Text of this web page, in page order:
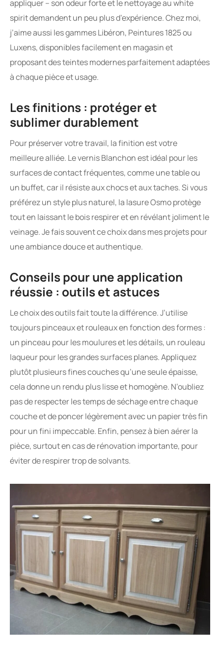
appliquer – son odeur forte et le nettoyage au white
spirit demandent un peu plus d’expérience. Chez moi,
j’aime aussi les gammes Libéron, Peintures 1825 ou
Luxens, disponibles facilement en magasin et
proposant des teintes modernes parfaitement adaptées
à chaque pièce et usage.
Les finitions : protéger et
sublimer durablement
Pour préserver votre travail, la finition est votre
meilleure alliée. Le vernis Blanchon est idéal pour les
surfaces de contact fréquentes, comme une table ou
un buffet, car il résiste aux chocs et aux taches. Si vous
préférez un style plus naturel, la lasure Osmo protège
tout en laissant le bois respirer et en révélant joliment le
veinage. Je fais souvent ce choix dans mes projets pour
une ambiance douce et authentique.
Conseils pour une application
réussie : outils et astuces
Le choix des outils fait toute la différence. J’utilise
toujours pinceaux et rouleaux en fonction des formes :
un pinceau pour les moulures et les détails, un rouleau
laqueur pour les grandes surfaces planes. Appliquez
plutôt plusieurs fines couches qu’une seule épaisse,
cela donne un rendu plus lisse et homogène. N’oubliez
pas de respecter les temps de séchage entre chaque
couche et de poncer légèrement avec un papier très fin
pour un fini impeccable. Enfin, pensez à bien aérer la
pièce, surtout en cas de rénovation importante, pour
éviter de respirer trop de solvants.